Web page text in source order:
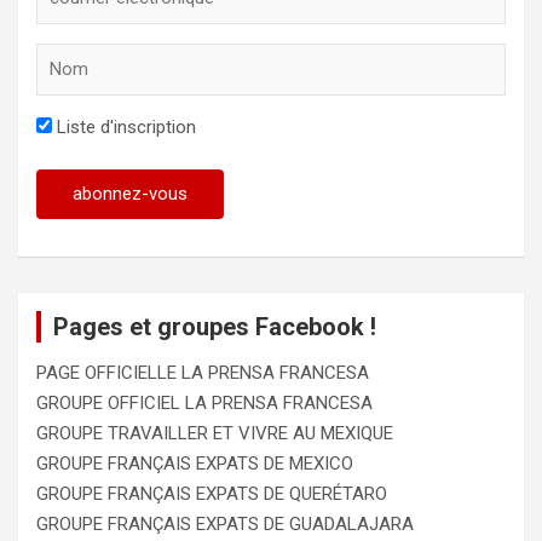
Liste d'inscription
Pages et groupes Facebook !
PAGE OFFICIELLE LA PRENSA FRANCESA
GROUPE OFFICIEL LA PRENSA FRANCESA
GROUPE TRAVAILLER ET VIVRE AU MEXIQUE
GROUPE FRANÇAIS EXPATS DE MEXICO
GROUPE FRANÇAIS EXPATS DE QUERÉTARO
GROUPE FRANÇAIS EXPATS DE GUADALAJARA